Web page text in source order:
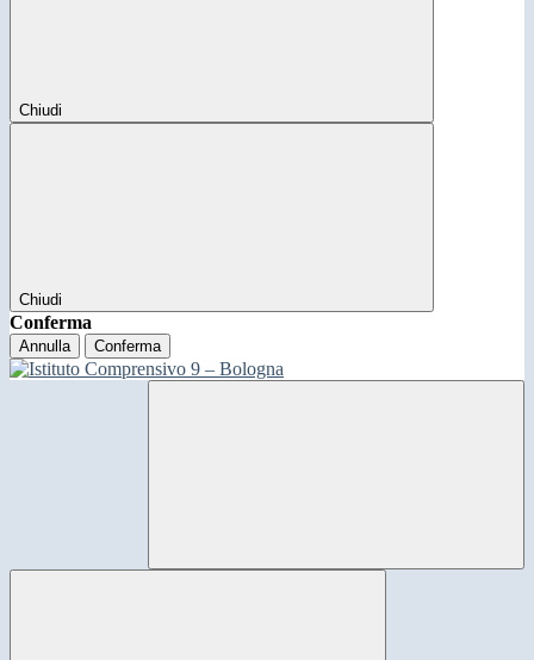
Chiudi
Chiudi
Conferma
Annulla Conferma